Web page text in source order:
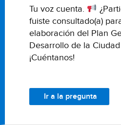
28 de marzo de
Víctor ChávezFotografía de
de El Occidental Las aguas
Zona Metropolitana de
GUADALAJARA
SOBREEXPLOTACIÓN
Tu voz cuenta.
fuiste consultado(a)
elaboración del Plan
Desarrollo de la
¡Cuéntanos!
Ir a la pregunta